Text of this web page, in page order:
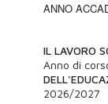
ANNO
IL LAVORO
Anno di
2026/2027